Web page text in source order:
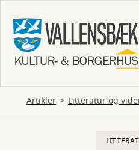
hovedindhold
Artikler Litteratur og